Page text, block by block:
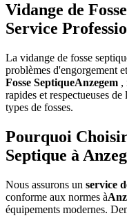
Vidange de
Service
La vidange de fosse
problèmes d'engorgement
Fosse SeptiqueAnzegem ,
rapides et respectueuses
types de fosses.
Pourquoi
Septique à
Nous assurons un service
conforme aux normes à
équipements modernes.